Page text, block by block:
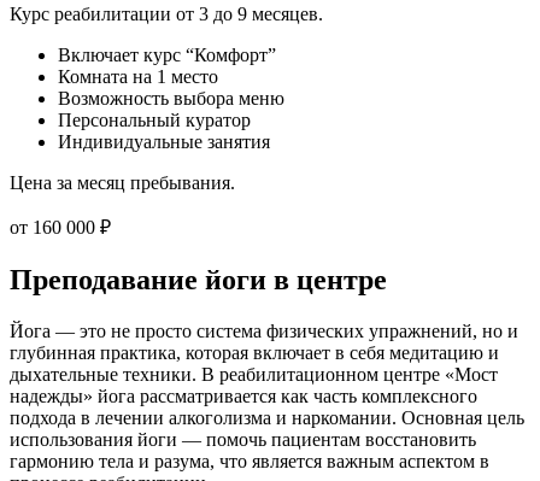
Курс реабилитации от 3 до 9 месяцев.
Включает курс “Комфорт”
Комната на 1 место
Возможность выбора меню
Персональный куратор
Индивидуальные занятия
Цена за месяц пребывания.
от 160 000 ₽
Преподавание йоги в центре
Йога — это не просто система физических упражнений, но и
глубинная практика, которая включает в себя медитацию и
дыхательные техники. В реабилитационном центре «Мост
надежды» йога рассматривается как часть комплексного
подхода в лечении алкоголизма и наркомании. Основная цель
использования йоги — помочь пациентам восстановить
гармонию тела и разума, что является важным аспектом в